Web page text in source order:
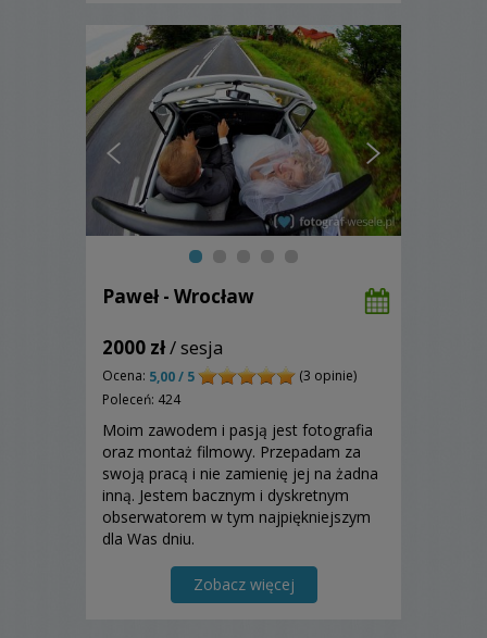
Paweł - Wrocław
2000 zł/ sesja
Ocena: 5,00 / 5
(3 opinie)
Poleceń: 424
Moim zawodem i pasją jest fotografia
oraz montaż filmowy. Przepadam za
swoją pracą i nie zamienię jej na żadna
inną. Jestem bacznym i dyskretnym
obserwatorem w tym najpiękniejszym
dla Was dniu.
Zobacz więcej